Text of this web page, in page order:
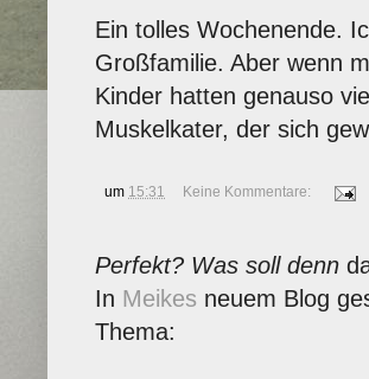
Ein tolles Wochenende.
Großfamilie. Aber wenn
Kinder hatten genauso
Muskelkater, der sich
um 15:31 Keine Kommentare:
Perfekt? Was soll denn
In Meikes neuem Blog
Thema: